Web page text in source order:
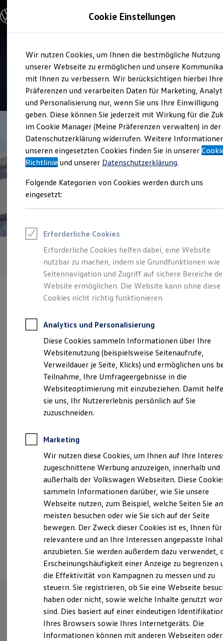
Hauptinhalt
springen
Footer
springen
Modelle und Konfigurator
Modelle vergleichen
Elektroautos
ENERGY Sondermodelle
Nutzfahrzeuge
SUV und CUV
Familienautos
Kombis
Kompaktwagen
Sportwagen
Schnell verfügbare Fahrzeuge
Angebote und Produkte
Aktuelle Angebote
E-Auto-Förderung
Volkswagen Marktplatz
Junge Gebrauchtwagen und Gebrauchtwagen
Volkswagen Zertifizierte Gebrauchtwagen
Zubehör- und Serviceangebote
Leasing
Leasing-Angebote
Gebrauchtwagen Leasing
Junge Gebrauchtwagen-Leasing
Elektroauto Leasing
Kleinwagen-Leasing
Leasing ohne Anzahlung
Finanzierung
Kfz-Versicherung
Restschuldversicherungen
Garantien
Wartungsverträge
Geschäftskunden
Professional Class bei Volkswagen
Großkunden
Behörden
Direktkunden
Sonderfahrzeuge
Anpfiff zum Gewinn
Elektroautos
ID. Tutorials
Elektrofahrzeugkonzepte
Reichweite
Reichweite der ID. Modelle
Reichweite im Winter
Laden
Laden unterwegs
Laden Zuhause
Ladestationen finden
Ladezeitensimulator
Batterie
Sicherheit
Garantie und Lebensdauer
Nachhaltigkeit
Technologie
Kosten und Kauf
Verbrauchskosten
Kaufoptionen
E-Auto-Förderung
Software und Konnektivität
Service
Autohaus Scholz
4.9| 99 Bewertungen
Verantwortlich für die Inhalte auf dieser Seite ist die Autohaus
Scholz GmbH (Impressum & Rechtliches)
Willy-Brandt-Ring 10, 08606 Oelsnitz
ah.scholz@autohausscholz.de
Montag
Sonntag
Geschlossen
Ansprechpartner
Unsere Leistungenim
Überblick
Cookie Einstellungen
Wir nutzen Cookies, um Ihnen die bestmögliche Nutzung
unserer Webseite zu ermöglichen und unsere
mit Ihnen zu verbessern. Wir berücksichtigen hierbei Ihre
Präferenzen und verarbeiten Daten für Marketing,
und Personalisierung nur, wenn Sie uns Ihre Einwilligung
geben. Diese können Sie jederzeit mit Wirkung für die
im Cookie Manager (Meine Präferenzen verwalten) in der
Datenschutzerklärung widerrufen. Weitere
unseren eingesetzten Cookies finden Sie in unserer
Richtlinie und unserer Datenschutzerklärung.
Folgende Kategorien von Cookies werden durch uns
eingesetzt:
Erforderliche Cookies
Erforderliche Cookies helfen dabei, eine Website
nutzbar zu machen, indem sie Grundfunktionen wie
Seitennavigation und Zugriff auf sichere Bereiche
Website ermöglichen. Die Website kann ohne diese
Cookies nicht richtig funktionieren.
Analytics und Personalisierung
Diese Cookies sammeln Informationen über Ihre
Websitenutzung (beispielsweise Seitenaufrufe,
Verweildauer je Seite, Klicks) und ermöglichen uns
Teilnahme, Ihre Umfrageergebnisse in die
Websiteoptimierung mit einzubeziehen. Damit
sie uns, Ihr Nutzererlebnis persönlich auf Sie
zuzuschneiden.
Marketing
Wir nutzen diese Cookies, um Ihnen auf Ihre
zugeschnittene Werbung anzuzeigen, innerhalb und
außerhalb der Volkswagen Webseiten. Diese
sammeln Informationen darüber, wie Sie unsere
Webseite nutzen, zum Beispiel, welche Seiten Sie
meisten besuchen oder wie Sie sich auf der Seite
bewegen. Der Zweck dieser Cookies ist es, Ihnen für
relevantere und an Ihre Interessen angepasste
anzubieten. Sie werden außerdem dazu verwendet,
Erscheinungshäufigkeit einer Anzeige zu begrenzen
die Effektivität von Kampagnen zu messen und zu
steuern. Sie registrieren, ob Sie eine Webseite
haben oder nicht, sowie welche Inhalte genutzt
sind. Dies basiert auf einer eindeutigen
Ihres Browsers sowie Ihres Internetgeräts. Die
Informationen können mit anderen Webseiten oder